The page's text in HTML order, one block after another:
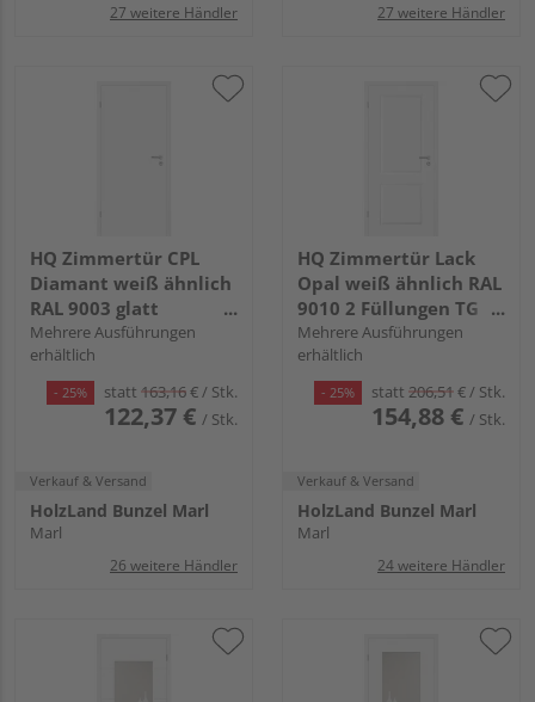
27 weitere Händler 27 weitere Händler
HQ Zimmertür CPL
Diamant weiß ähnlich
RAL 9003 glatt
Röhrenspan KK1
Mehrere Ausführungen
erhältlich
- 25% statt 163,16€/ Stk.
122,37 € / Stk.
Verkauf & Versand
HolzLand Bunzel Marl
Marl
26 weitere Händler
HQ Zimmertür Lack
Opal weiß ähnlich RAL
9010 2 Füllungen TG
Röhrenspan KK1
Mehrere Ausführungen
erhältlich
- 25% statt 206,51€/ Stk.
154,88 € / Stk.
Verkauf & Versand
HolzLand Bunzel Marl
Marl
24 weitere Händler